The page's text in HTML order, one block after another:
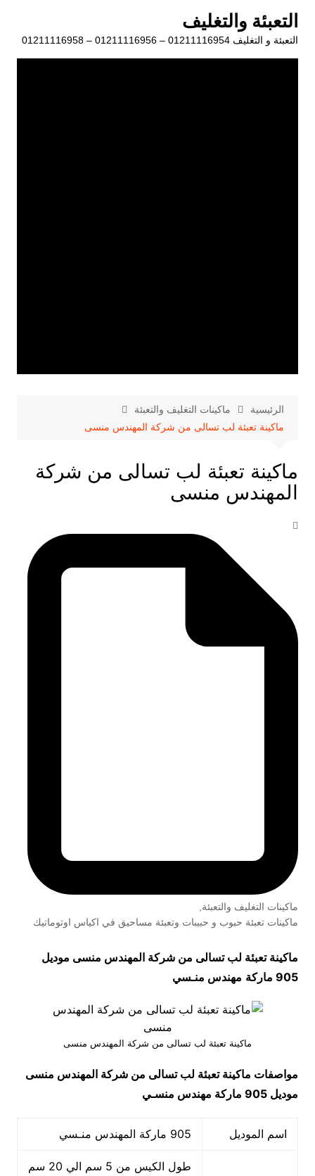
المحتوى
التعبئة والتغليف
التعبئة و التغليف 01211116954 – 01211116956 – 01211116958
الرئيسية
ماكينات التغليف والتعبئة
ماكينة تعبئة لب تسالى من شركة المهندس منسى
ماكينة تعبئة لب تسالى من شركة
المهندس منسى
ماكينات التغليف والتعبئة,
ماكينات تعبئة حبوب و حبيبات وتعبئة مساحيق في اكياس اوتوماتيك
ماكينة تعبئة لب تسالى من شركة المهندس منسى موديل
905 ماركة
مهندس منـسي
ماكينة تعبئة لب تسالى من شركة المهندس منسى
مواصفات ماكينة تعبئة لب تسالى من شركة المهندس منسى
موديل 905 ماركة مهندس منسـي
اسم الموديل 905 ماركة المهندس منـسي
طول الكيس من 5 سم الي 20 سم